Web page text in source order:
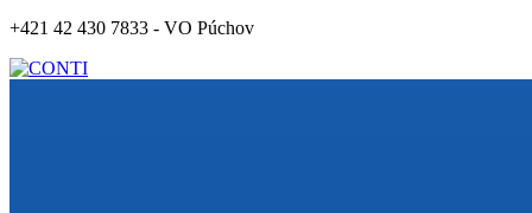
+421 42 430 7833 - VO Púchov